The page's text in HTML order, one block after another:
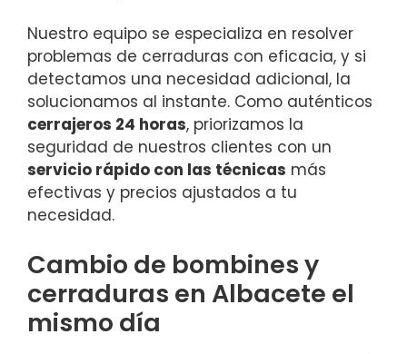
Nuestro equipo se especializa en resolver
problemas de cerraduras con eficacia, y si
detectamos una necesidad adicional, la
solucionamos al instante. Como auténticos
cerrajeros 24 horas, priorizamos la
seguridad de nuestros clientes con un
servicio rápido con las técnicas más
efectivas y precios ajustados a tu
necesidad.
Cambio de bombines y
cerraduras en Albacete el
mismo día